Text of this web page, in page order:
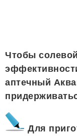
Чтобы
аптечный
Для